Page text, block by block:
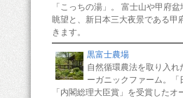
「こっちの湯」。 富士山や甲府
眺望と、新日本三大夜景である甲
きます。
黒富士農場
自然循環農法を取り入れ
ーガニックファーム。「
「内閣総理大臣賞」を受賞したオ